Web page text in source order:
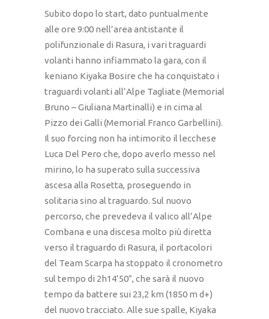
Subito dopo lo start, dato puntualmente
alle ore 9:00 nell’area antistante il
polifunzionale di Rasura, i vari traguardi
volanti hanno infiammato la gara, con il
keniano Kiyaka Bosire che ha conquistato i
traguardi volanti all’Alpe Tagliate (Memorial
Bruno – Giuliana Martinalli) e in cima al
Pizzo dei Galli (Memorial Franco Garbellini).
Il suo forcing non ha intimorito il lecchese
Luca Del Pero che, dopo averlo messo nel
mirino, lo ha superato sulla successiva
ascesa alla Rosetta, proseguendo in
solitaria sino al traguardo. Sul nuovo
percorso, che prevedeva il valico all’Alpe
Combana e una discesa molto più diretta
verso il traguardo di Rasura, il portacolori
del Team Scarpa ha stoppato il cronometro
sul tempo di 2h14’50”, che sarà il nuovo
tempo da battere sui 23,2 km (1850 m d+)
del nuovo tracciato. Alle sue spalle, Kiyaka